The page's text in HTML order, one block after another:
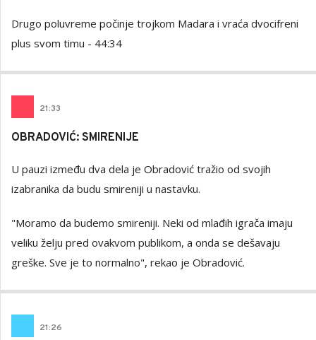
Drugo poluvreme počinje trojkom Madara i vraća dvocifreni
plus svom timu - 44:34
21:33
OBRADOVIĆ: SMIRENIJE
U pauzi između dva dela je Obradović tražio od svojih
izabranika da budu smireniji u nastavku.
"Moramo da budemo smireniji. Neki od mlađih igrača imaju
veliku želju pred ovakvom publikom, a onda se dešavaju
greške. Sve je to normalno", rekao je Obradović.
21:26